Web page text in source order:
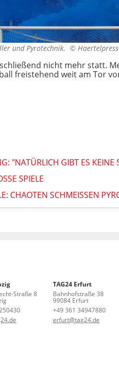
und Pyrotechnik. © Haertelpress
nicht mehr statt.
freistehend weit am Tor
"NATÜRLICH GIBT ES KEINE
SPIELE
CHAOTEN SCHMEISSEN
Straße 8
TAG24 Erfurt
Bahnhofstraße 38
99084 Erfurt
+49 361 34947880
erfurt@tag24.de